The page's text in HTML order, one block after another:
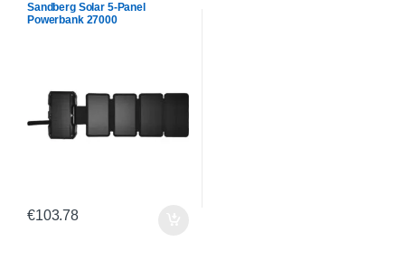
Sandberg Solar 5-Panel
Powerbank 27000
€103.78